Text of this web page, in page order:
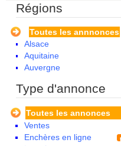
Régions
Toutes les annnonces
Alsace
Aquitaine
Auvergne
Bourgogne
Centre
Champagne Ardenne
Corse
Type d'annonce
Toutes les annonces
Ventes
Enchères en ligne